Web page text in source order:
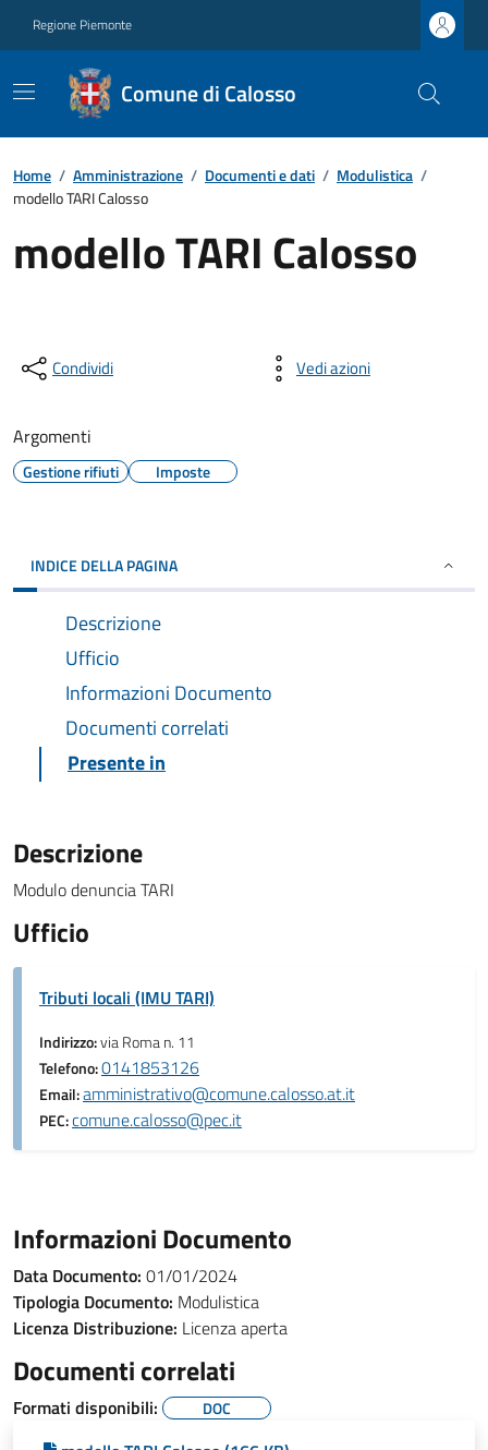
Regione Piemonte
Comune di Calosso
Home / Amministrazione / Documenti e dati / Modulistica /
modello TARI Calosso
modello TARI Calosso
Condividi Vedi azioni
Argomenti
Gestione rifiuti Imposte
INDICE DELLA PAGINA
Descrizione
Ufficio
Informazioni Documento
Documenti correlati
Presente in
Descrizione
Modulo denuncia TARI
Ufficio
Tributi locali (IMU TARI)
Indirizzo:via Roma n. 11
Telefono:0141853126
Email:amministrativo@comune.calosso.at.it
PEC:comune.calosso@pec.it
Informazioni Documento
Data Documento: 01/01/2024
Tipologia Documento: Modulistica
Licenza Distribuzione: Licenza aperta
Documenti correlati
Formati disponibili: DOC